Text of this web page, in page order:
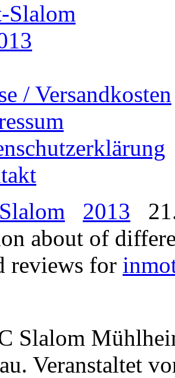
Slalom
/ Versandkosten
Slalom 2013
about of
reviews for
Slalom
Veranstaltet